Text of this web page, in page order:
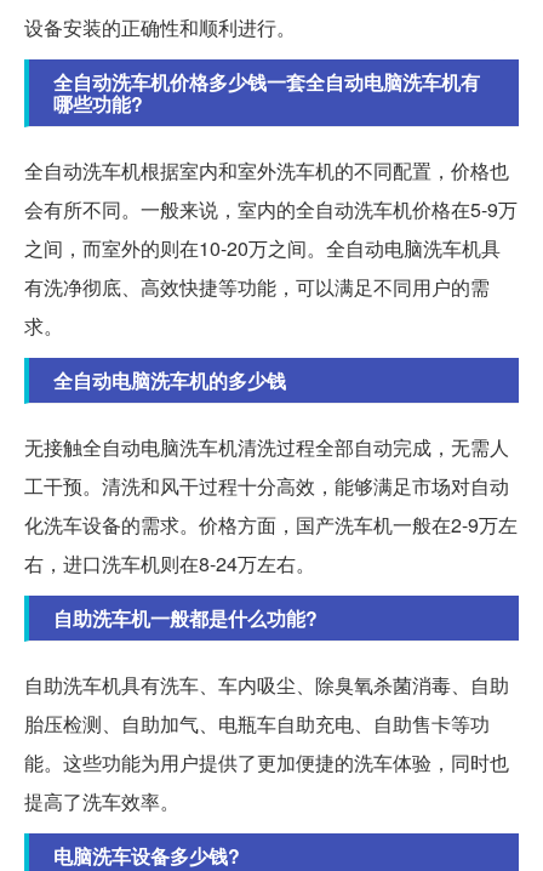
设备安装的正确性和顺利进行。
全自动洗车机价格多少钱一套全自动电脑洗车机有
哪些功能?
全自动洗车机根据室内和室外洗车机的不同配置，价格也
会有所不同。一般来说，室内的全自动洗车机价格在5-9万
之间，而室外的则在10-20万之间。全自动电脑洗车机具
有洗净彻底、高效快捷等功能，可以满足不同用户的需
求。
全自动电脑洗车机的多少钱
无接触全自动电脑洗车机清洗过程全部自动完成，无需人
工干预。清洗和风干过程十分高效，能够满足市场对自动
化洗车设备的需求。价格方面，国产洗车机一般在2-9万左
右，进口洗车机则在8-24万左右。
自助洗车机一般都是什么功能?
自助洗车机具有洗车、车内吸尘、除臭氧杀菌消毒、自助
胎压检测、自助加气、电瓶车自助充电、自助售卡等功
能。这些功能为用户提供了更加便捷的洗车体验，同时也
提高了洗车效率。
电脑洗车设备多少钱?